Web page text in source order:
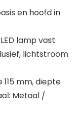
en hoofd in
lamp vast
lichtstroom
mm, diepte
Metaal /